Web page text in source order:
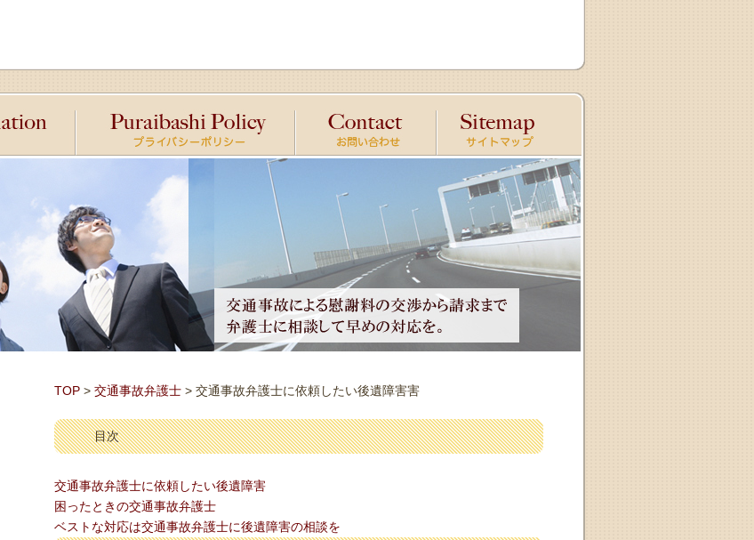
TOP > 交通事故弁護士 > 交通事故弁護士に依頼したい後遺障害害
目次
交通事故弁護士に依頼したい後遺障害
困ったときの交通事故弁護士
ベストな対応は交通事故弁護士に後遺障害の相談を